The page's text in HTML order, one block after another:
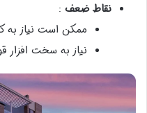
نقاط ضعف :
ممکن است نیاز به
نیاز به سخت افزار